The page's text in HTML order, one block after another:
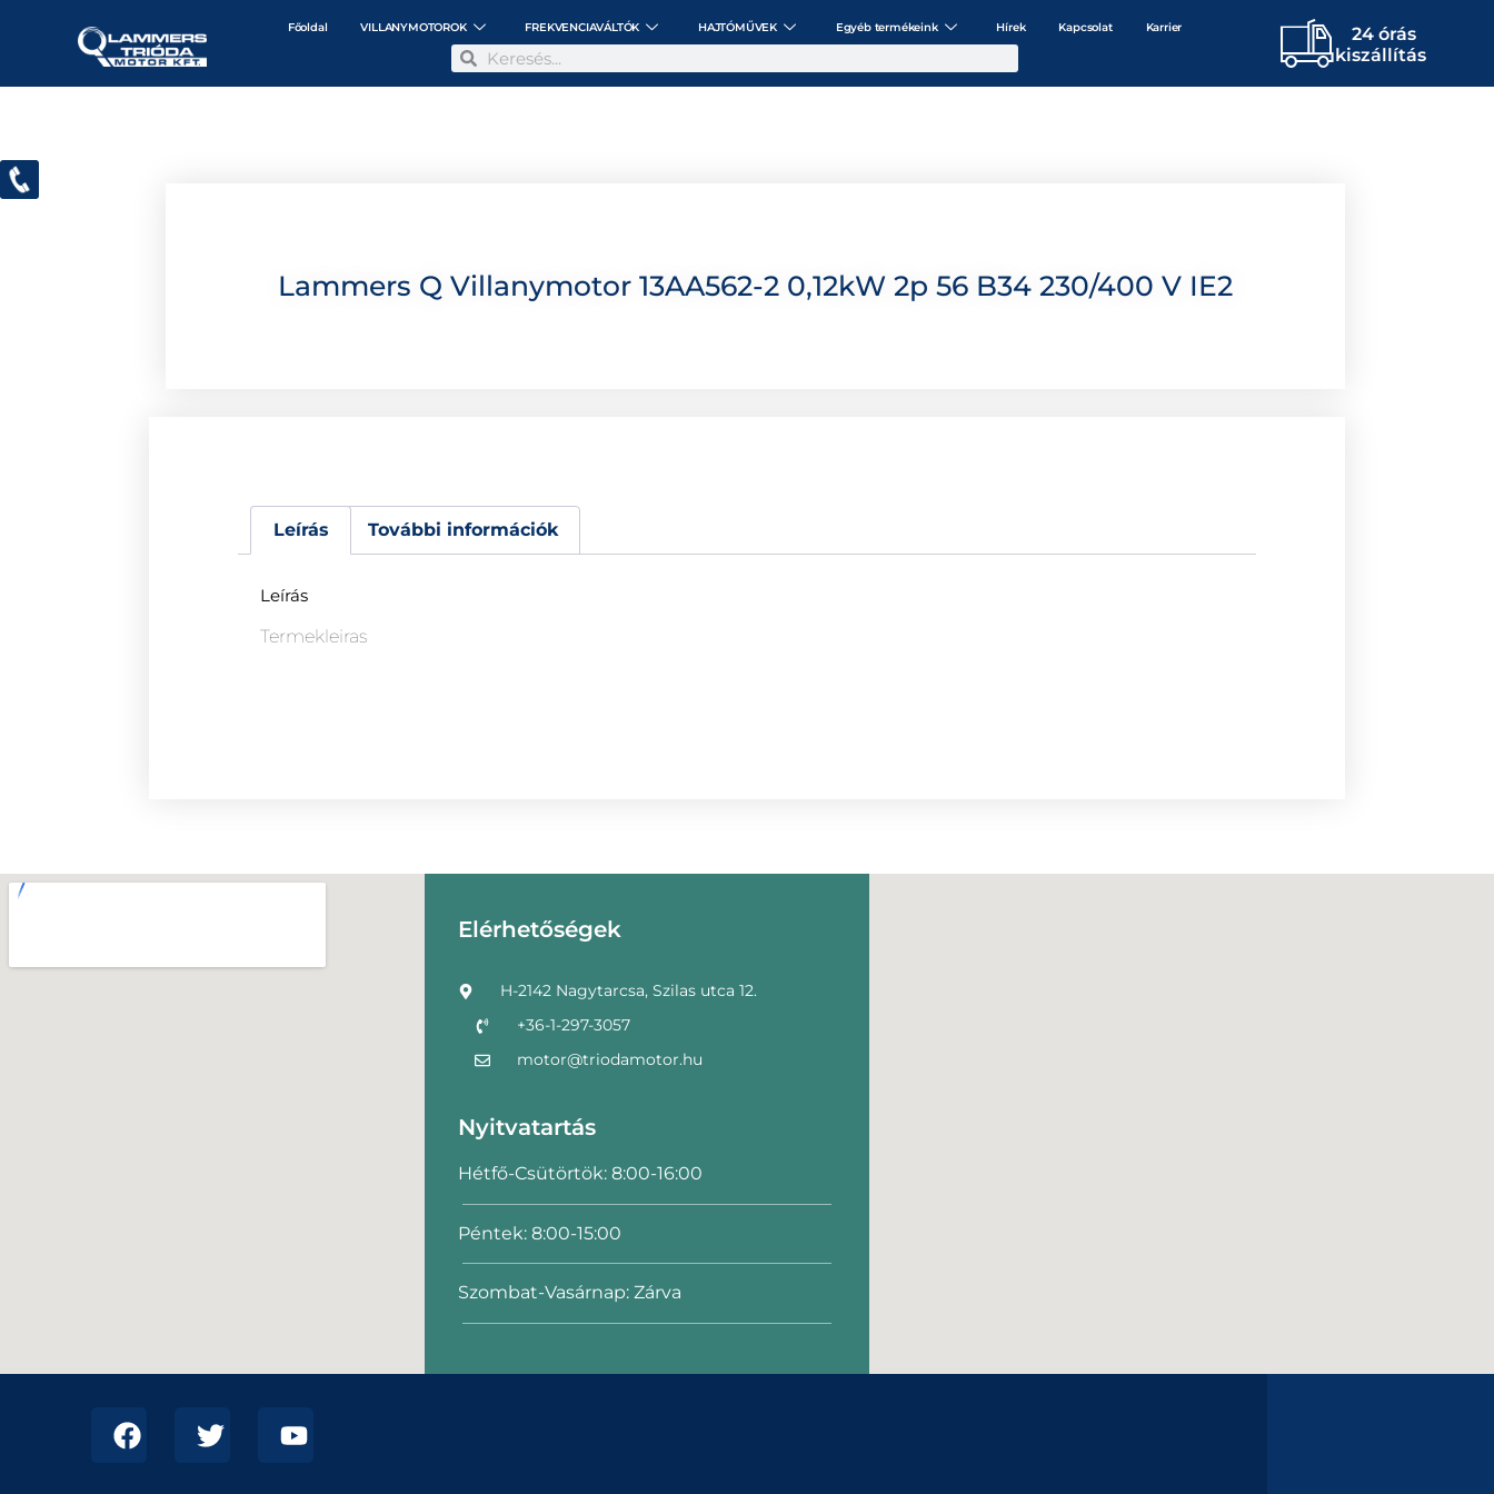
Főoldal VILLANYMOTOROK FREKVENCIAVÁLTÓK HAJTÓMŰVEK Egyéb termékeink Hírek Kapcsolat Karrier
24 órás
kiszállítás
Lammers Q Villanymotor 13AA562-2 0,12kW 2p 56 B34 230/400 V IE2
Leírás További információk
Leírás
Termekleiras
Elérhetőségek
H-2142 Nagytarcsa, Szilas utca 12.
+36-1-297-3057
motor@triodamotor.hu
Nyitvatartás
Hétfő-Csütörtök: 8:00-16:00
Péntek: 8:00-15:00
Szombat-Vasárnap: Zárva